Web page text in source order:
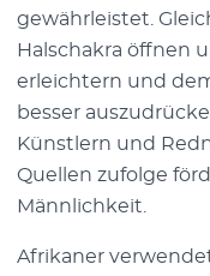
gewährleistet.
Halschakra öffnen
erleichtern und
besser
Künstlern und
Quellen zufolge
Männlichkeit.
Afrikaner